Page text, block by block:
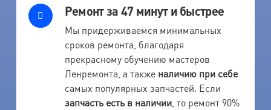
Ремонт за 47 минут и быстрее
Мы придерживаемся минимальных
сроков ремонта, благодаря
прекрасному обучению мастеров
Ленремонта, а также наличию при себе
самых популярных запчастей. Если
запчасть есть в наличии, то ремонт 90%